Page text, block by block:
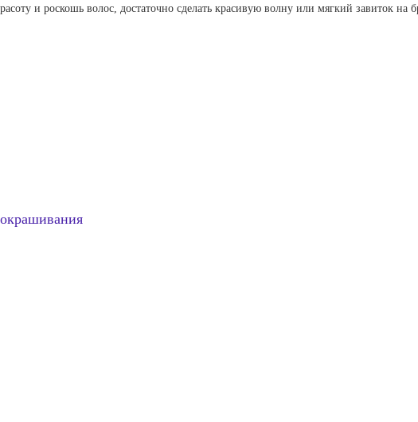
и роскошь волос, достаточно сделать красивую волну или мягкий завиток на